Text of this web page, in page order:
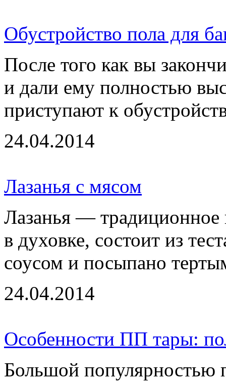
Обустройство пола для
После того как вы
и дали ему полностью
приступают к
24.04.2014
Лазанья с мясом
Лазанья — традиционное
в духовке, состоит из
соусом и посыпано
24.04.2014
Особенности ПП тары:
Большой популярностью